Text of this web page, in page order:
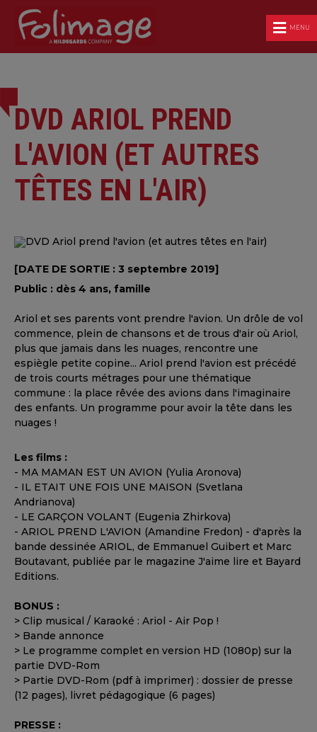
MENU
DVD ARIOL PREND
L'AVION (ET AUTRES
TÊTES EN L'AIR)
[DATE DE SORTIE : 3 septembre 2019]
Public : dès 4 ans, famille
Ariol et ses parents vont prendre l'avion. Un drôle de vol
commence, plein de chansons et de trous d'air où Ariol,
plus que jamais dans les nuages, rencontre une
espiègle petite copine... Ariol prend l'avion est précédé
de trois courts métrages pour une thématique
commune : la place rêvée des avions dans l'imaginaire
des enfants. Un programme pour avoir la tête dans les
nuages !
Les films :
- MA MAMAN EST UN AVION (Yulia Aronova)
- IL ETAIT UNE FOIS UNE MAISON (Svetlana
Andrianova)
- LE GARÇON VOLANT (Eugenia Zhirkova)
- ARIOL PREND L'AVION (Amandine Fredon) - d'après la
bande dessinée ARIOL, de Emmanuel Guibert et Marc
Boutavant, publiée par le magazine J'aime lire et Bayard
Editions.
BONUS :
> Clip musical / Karaoké : Ariol - Air Pop !
> Bande annonce
> Le programme complet en version HD (1080p) sur la
partie DVD-Rom
> Partie DVD-Rom (pdf à imprimer) : dossier de presse
(12 pages), livret pédagogique (6 pages)
PRESSE :